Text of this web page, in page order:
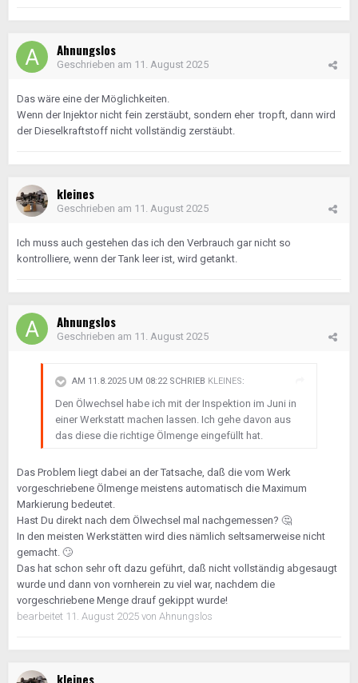
Ahnungslos
Geschrieben am 11. August 2025
Das wäre eine der Möglichkeiten.
Wenn der Injektor nicht fein zerstäubt, sondern eher tropft, dann wird
der Dieselkraftstoff nicht vollständig zerstäubt.
kleines
Geschrieben am 11. August 2025
Ich muss auch gestehen das ich den Verbrauch gar nicht so
kontrolliere, wenn der Tank leer ist, wird getankt.
Ahnungslos
Geschrieben am 11. August 2025
AM 11.8.2025 UM 08:22 SCHRIEB KLEINES:
Den Ölwechsel habe ich mit der Inspektion im Juni in
einer Werkstatt machen lassen. Ich gehe davon aus
das diese die richtige Ölmenge eingefüllt hat.
Das Problem liegt dabei an der Tatsache, daß die vom Werk
vorgeschriebene Ölmenge meistens automatisch die Maximum
Markierung bedeutet.
Hast Du direkt nach dem Ölwechsel mal nachgemessen? 🤔
In den meisten Werkstätten wird dies nämlich seltsamerweise nicht
gemacht. 🙄
Das hat schon sehr oft dazu geführt, daß nicht vollständig abgesaugt
wurde und dann von vornherein zu viel war, nachdem die
vorgeschriebene Menge drauf gekippt wurde!
bearbeitet 11. August 2025 von Ahnungslos
kleines